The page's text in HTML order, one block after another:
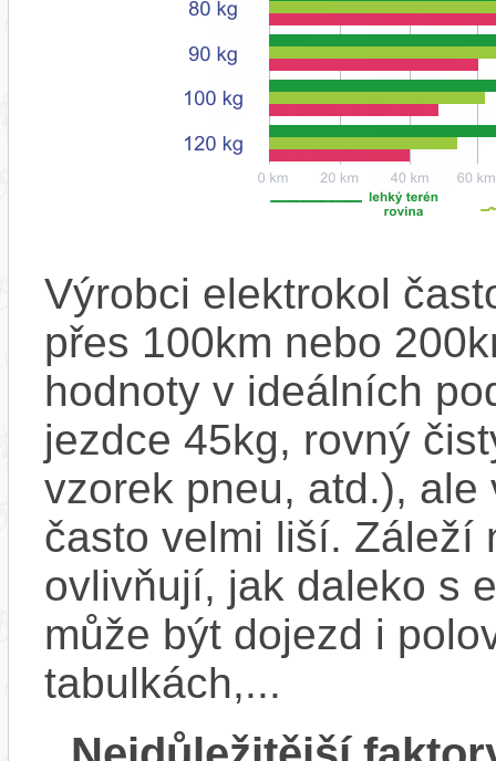
Výrobci elektrokol
přes 100km nebo
hodnoty v ideálních
jezdce 45kg, rovný
vzorek pneu, atd.),
často velmi liší. Záleží
ovlivňují, jak daleko s
může být dojezd i
tabulkách,...